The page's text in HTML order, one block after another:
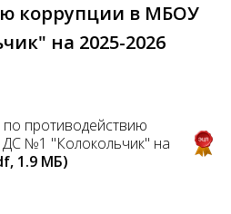
коррупции в МБОУ
на 2025-2026
противодействию
№1 "Колокольчик" на
1.9 MБ)